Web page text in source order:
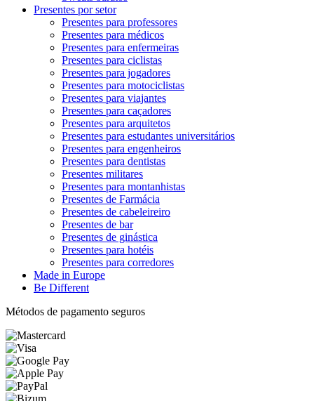
Presentes por setor
Presentes para professores
Presentes para médicos
Presentes para enfermeiras
Presentes para ciclistas
Presentes para jogadores
Presentes para motociclistas
Presentes para viajantes
Presentes para caçadores
Presentes para arquitetos
Presentes para estudantes universitários
Presentes para engenheiros
Presentes para dentistas
Presentes militares
Presentes para montanhistas
Presentes de Farmácia
Presentes de cabeleireiro
Presentes de bar
Presentes de ginástica
Presentes para hotéis
Presentes para corredores
Made in Europe
Be Different
Métodos de pagamento seguros